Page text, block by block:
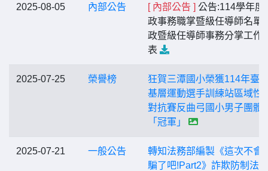
2025-08-05 內部公告 [ 內部公告 ] 公告:114學年度
政事務職掌暨級任導師名單
政暨級任導師事務分掌工作
表
2025-07-25 榮譽榜
狂賀三潭國小榮獲114年臺
基層運動選手訓練站區域性
對抗賽反曲弓國小男子團體
「冠軍」
2025-07-21 一般公告
轉知法務部編製《這次不會
騙了吧!Part2》詐欺防制法